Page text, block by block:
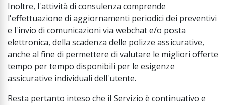
Inoltre, l'attività di consulenza comprende
l'effettuazione di aggiornamenti periodici dei preventivi
e l'invio di comunicazioni via webchat e/o posta
elettronica, della scadenza delle polizze assicurative,
anche al fine di permettere di valutare le migliori offerte
tempo per tempo disponibili per le esigenze
assicurative individuali dell'utente.
Resta pertanto inteso che il Servizio è continuativo e